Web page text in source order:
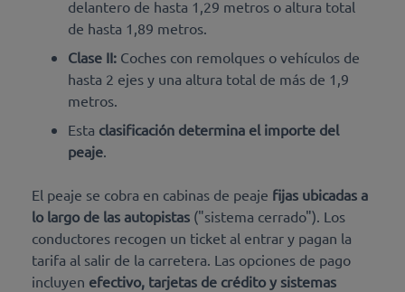
delantero de hasta 1,29 metros o altura total
de hasta 1,89 metros.
Clase II: Coches con remolques o vehículos de
hasta 2 ejes y una altura total de más de 1,9
metros.
Esta clasificación determina el importe del
peaje
El peaje se cobra en cabinas de peaje fijas ubicadas a
lo largo de las autopistas ("sistema cerrado"). Los
conductores recogen un ticket al entrar y pagan la
tarifa al salir de la carretera. Las opciones de pago
incluyen efectivo, tarjetas de crédito y sistemas